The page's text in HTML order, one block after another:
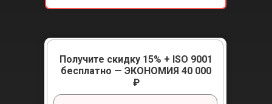
Получите скидку 15% + ISO 9001
бесплатно — ЭКОНОМИЯ 40 000
₽